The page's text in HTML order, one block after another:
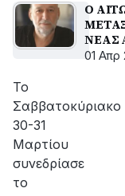
Ο
ΝΕΑΣ
01 Απρ
Το
Σαββατοκύριακο
30-31
Μαρτίου
συνεδρίασε
το